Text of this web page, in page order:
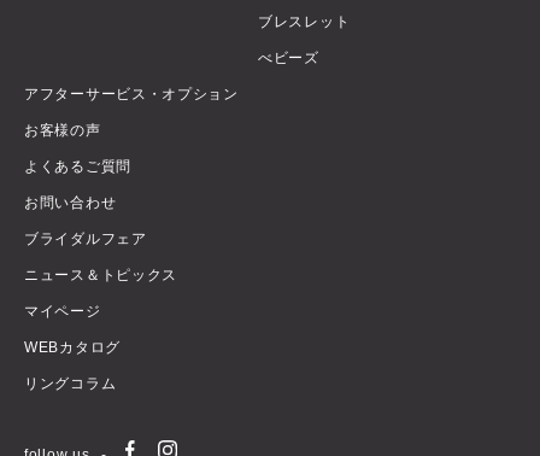
ブレスレット
べビーズ
アフターサービス・オプション
お客様の声
よくあるご質問
お問い合わせ
ブライダルフェア
ニュース＆トピックス
マイページ
WEBカタログ
リングコラム